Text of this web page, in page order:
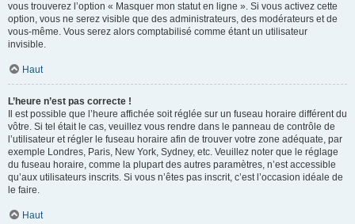
vous trouverez l’option « Masquer mon statut en ligne ». Si vous activez cette
option, vous ne serez visible que des administrateurs, des modérateurs et de
vous-même. Vous serez alors comptabilisé comme étant un utilisateur
invisible.
Haut
L’heure n’est pas correcte !
Il est possible que l’heure affichée soit réglée sur un fuseau horaire différent du
vôtre. Si tel était le cas, veuillez vous rendre dans le panneau de contrôle de
l’utilisateur et régler le fuseau horaire afin de trouver votre zone adéquate, par
exemple Londres, Paris, New York, Sydney, etc. Veuillez noter que le réglage
du fuseau horaire, comme la plupart des autres paramètres, n’est accessible
qu’aux utilisateurs inscrits. Si vous n’êtes pas inscrit, c’est l’occasion idéale de
le faire.
Haut